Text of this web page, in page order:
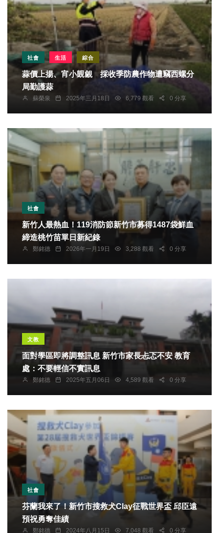
社會 生活 綜合
蒜價上揚、宵小覬覦 採收季防農作物遭竊西螺分
局勤護蒜
蘇榮泉 2025年三月18日 6,779 觀看 0 分享
社會
新竹人最熱血！119消防節新竹市募得1487袋鮮血
締造桃竹苗單日新紀錄
鄭銘德 2026年一月19日 3,288 觀看 0 分享
文教
面對學區即將調整訊息 新竹市家長忐忑不安 教育
處：不要輕信不實訊息
鄭銘德 2025年五月06日 4,589 觀看 0 分享
社會
芬蘭我來了！新竹市搜救犬Clay征戰世界盃 邱臣遠
預祝勇奪佳績
鄭銘德 2024年八月15日 7,048 觀看 0 分享